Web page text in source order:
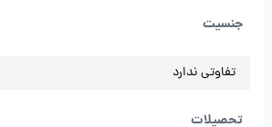
جنسیت
تفاوتی ندارد
تحصیلات